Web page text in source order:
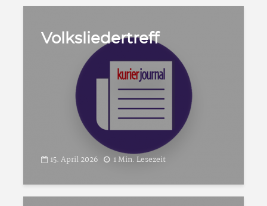
Volksliedertreff
15. April 2026 1 Min. Lesezeit